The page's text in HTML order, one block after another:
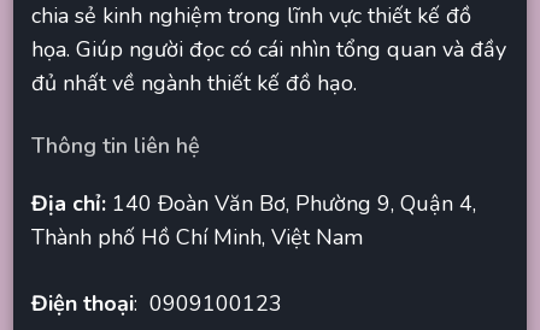
chia sẻ kinh nghiệm trong lĩnh vực thiết kế đồ
họa. Giúp người đọc có cái nhìn tổng quan và đầy
đủ nhất về ngành thiết kế đồ hạo.
Thông tin liên hệ
Địa chỉ: 140 Đoàn Văn Bơ, Phường 9, Quận 4,
Thành phố Hồ Chí Minh, Việt Nam
Điện thoại: 0909100123